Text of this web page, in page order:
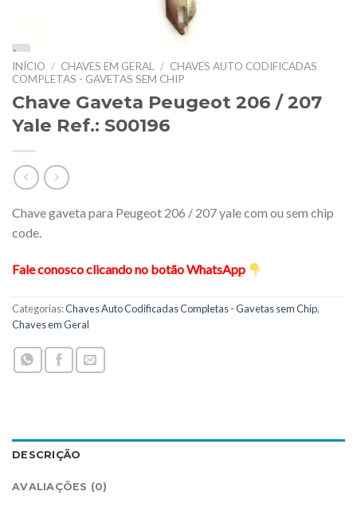
INÍCIO / CHAVES EM GERAL / CHAVES AUTO CODIFICADAS
COMPLETAS - GAVETAS SEM CHIP
Chave Gaveta Peugeot 206 / 207
Yale Ref.: S00196
Chave gaveta para Peugeot 206 / 207 yale com ou sem chip
code.
Fale conosco clicando no botão WhatsApp
Categorias:Chaves Auto Codificadas Completas - Gavetas sem Chip,
Chaves em Geral
DESCRIÇÃO
AVALIAÇÕES (0)